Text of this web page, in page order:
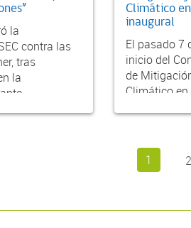
la
contra las
tras
la
Climático
inaugural
El pasado 7
inicio del
de
Climático
1 2